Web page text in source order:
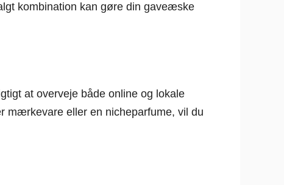
kombination kan gøre din gaveæske
at overveje både online og lokale
mærkevare eller en nicheparfume, vil du